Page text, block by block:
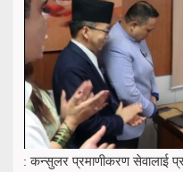
: कन्सुलर प्रमाणीकरण सेवालाई